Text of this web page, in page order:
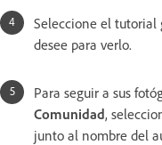
Seleccione el tutorial
desee para verlo.
Para seguir a sus
Comunidad,
junto al nombre del